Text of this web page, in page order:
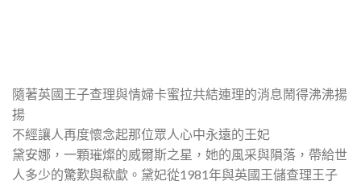
隨著英國王子查理與情婦卡蜜拉共結連理的消息鬧得沸沸揚
揚
不經讓人再度懷念起那位眾人心中永遠的王妃
黛安娜，一顆璀燦的威爾斯之星，她的風采與隕落，帶給世
人多少的驚歎與欷歔。黛妃從1981年與英國王儲查理王子